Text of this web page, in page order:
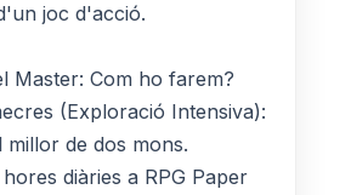
joc d'acció.
Master: Com ho farem?
(Exploració Intensiva):
millor de dos mons.
diàries a RPG Paper